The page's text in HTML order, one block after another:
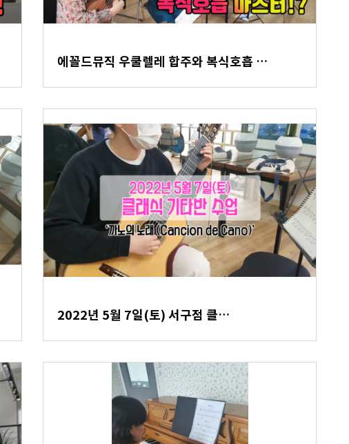
에꼴드뮤직 우쿨렐레 합주와 복식호흡 …
2022년 5월 7일(토) 서구점 클…